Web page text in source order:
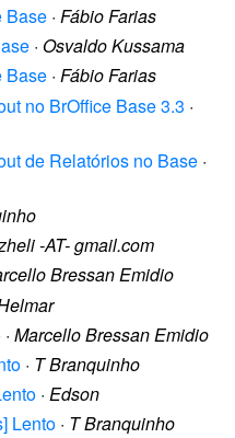
Base · Fábio Farias
· Osvaldo Kussama
Base · Fábio Farias
no BrOffice Base 3.3 ·
de Relatórios no Base ·
-AT- gmail.com
Bressan Emidio
· Marcello Bressan Emidio
· T Branquinho
· Edson
Lento · T Branquinho